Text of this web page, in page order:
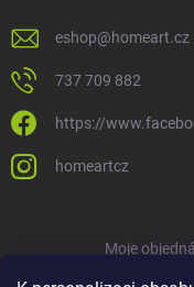
eshop@homeart.cz
737 709 882
https://
homeartcz
Moje